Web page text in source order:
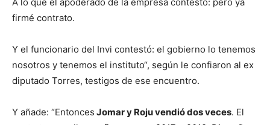
firmé contrato.
Y el funcionario del Invi contestó: el gobierno lo tenemos
nosotros y tenemos el instituto“, según le confiaron al ex
diputado Torres, testigos de ese encuentro.
Y añade: “Entonces Jomar y Roju vendió dos veces. El